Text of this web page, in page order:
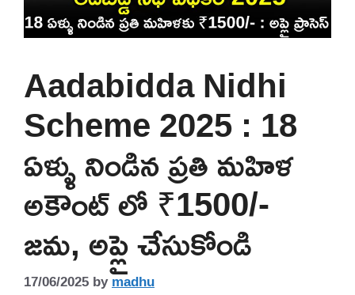
Aadabidda Nidhi
Scheme 2025 : 18
ఏళ్ళు నిండిన ప్రతి మహిళ
అకౌంట్ లో ₹1500/-
జమ, అప్లై చేసుకోండి
17/06/2025bymadhu